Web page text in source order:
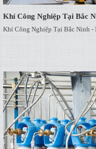
Khí Công Nghiệp Tại Bắc
Khí Công Nghiệp Tại Bắc Ninh -